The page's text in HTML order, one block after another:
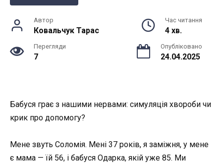
Автор
Ковальчук Тарас
Час читання
4 хв.
Перегляди
7
Опубліковано
24.04.2025
Бабуся грає з нашими нервами: симуляція хвороби чи
крик про допомогу?
Мене звуть Соломія. Мені 37 років, я заміжня, у мене
є мама — їй 56, і бабуся Одарка, якій уже 85. Ми